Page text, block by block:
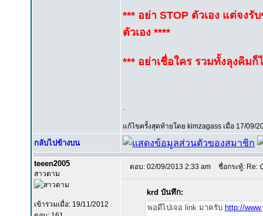
*** อย่า STOP ตัวเอง แต่จง
ตัวเอง ****
*** อย่าเชื่อใคร รวมทั้งลุงคิมก็
แก้ไขครั้งสุดท้ายโดย kimzagass เมื่อ 17/09/
กลับไปข้างบน
teeen2005
สาวดาม
เข้าร่วมเมื่อ: 19/11/2012
ตอบ: 02/09/2013 2:33 am ชื่อกระทู้: Re:
krd บันทึก:
พอดีไปเจอ link มาครับ http://